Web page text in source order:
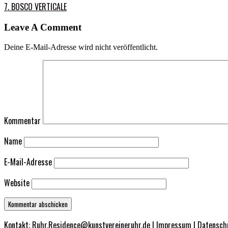
7. BOSCO VERTICALE
Leave A Comment
Deine E-Mail-Adresse wird nicht veröffentlicht.
Kommentar
Name
E-Mail-Adresse
Website
Kontakt: Ruhr.Residence@kunstvereineruhr.de | Impressum |